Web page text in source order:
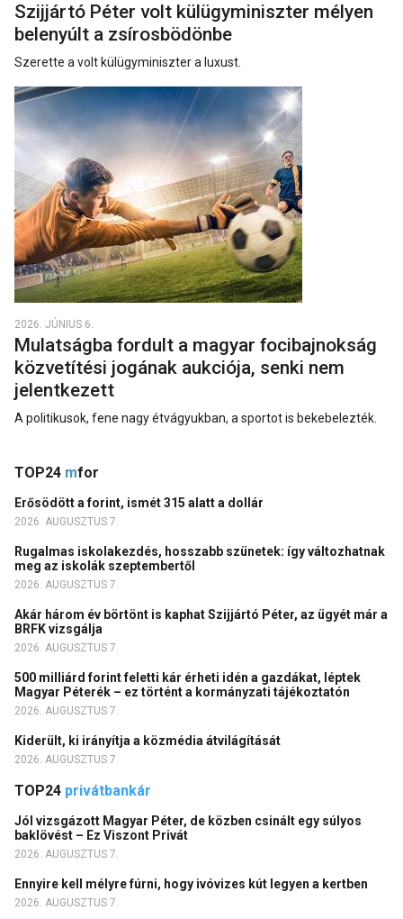
Szijjártó Péter volt külügyminiszter mélyen
belenyúlt a zsírosbödönbe
Szerette a volt külügyminiszter a luxust.
2026. JÚNIUS 6.
Mulatságba fordult a magyar focibajnokság
közvetítési jogának aukciója, senki nem
jelentkezett
A politikusok, fene nagy étvágyukban, a sportot is bekebelezték.
TOP24 mfor
Erősödött a forint, ismét 315 alatt a dollár
2026. AUGUSZTUS 7.
Rugalmas iskolakezdés, hosszabb szünetek: így változhatnak
meg az iskolák szeptembertől
2026. AUGUSZTUS 7.
Akár három év börtönt is kaphat Szijjártó Péter, az ügyét már a
BRFK vizsgálja
2026. AUGUSZTUS 7.
500 milliárd forint feletti kár érheti idén a gazdákat, léptek
Magyar Péterék – ez történt a kormányzati tájékoztatón
2026. AUGUSZTUS 7.
Kiderült, ki irányítja a közmédia átvilágítását
2026. AUGUSZTUS 7.
TOP24 privátbankár
Jól vizsgázott Magyar Péter, de közben csinált egy súlyos
baklövést – Ez Viszont Privát
2026. AUGUSZTUS 7.
Ennyire kell mélyre fúrni, hogy ivóvizes kút legyen a kertben
2026. AUGUSZTUS 7.